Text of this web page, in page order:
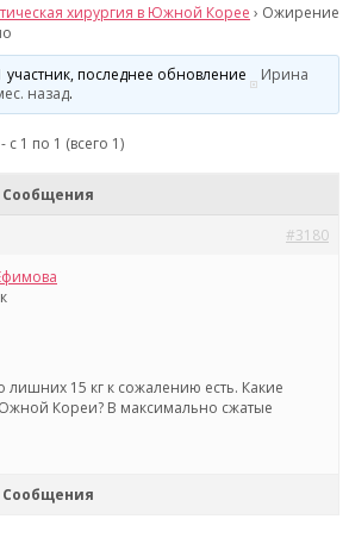
хирургия в Южной Корее › Ожирение
участник, последнее обновление
Ирина
назад.
1 по 1 (всего 1)
Сообщения
#3180
лишних 15 кг к сожалению есть. Какие
Кореи? В максимально сжатые
Сообщения